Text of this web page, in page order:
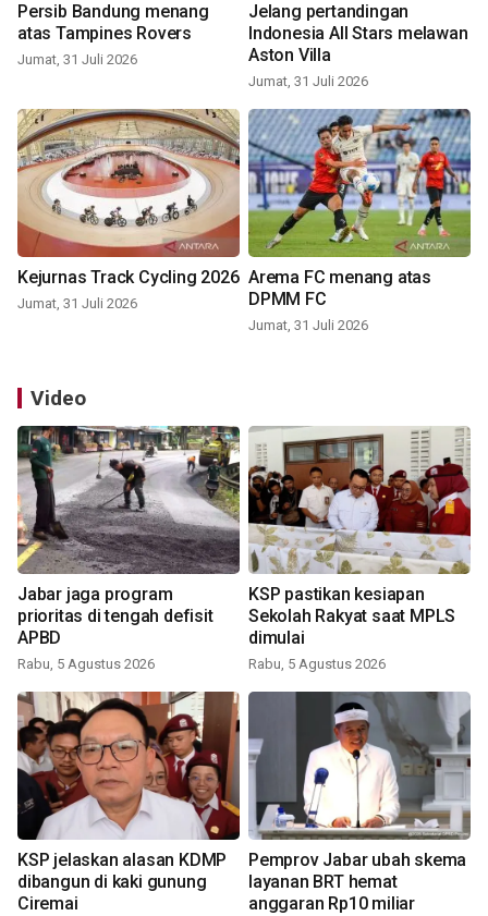
Persib Bandung menang
atas Tampines Rovers
Jumat, 31 Juli 2026
Jelang pertandingan
Indonesia All Stars melawan
Aston Villa
Jumat, 31 Juli 2026
Kejurnas Track Cycling 2026
Jumat, 31 Juli 2026
Arema FC menang atas
DPMM FC
Jumat, 31 Juli 2026
Video
Jabar jaga program
prioritas di tengah defisit
APBD
Rabu, 5 Agustus 2026
KSP pastikan kesiapan
Sekolah Rakyat saat MPLS
dimulai
Rabu, 5 Agustus 2026
KSP jelaskan alasan KDMP
dibangun di kaki gunung
Ciremai
Pemprov Jabar ubah skema
layanan BRT hemat
anggaran Rp10 miliar